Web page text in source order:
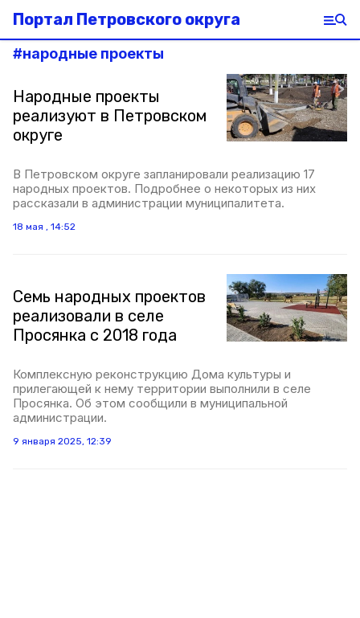
Портал Петровского округа
#народные проекты
Народные проекты
реализуют в Петровском
округе
В Петровском округе запланировали реализацию 17
народных проектов. Подробнее о некоторых из них
рассказали в администрации муниципалитета.
18 мая , 14:52
Семь народных проектов
реализовали в селе
Просянка с 2018 года
Комплексную реконструкцию Дома культуры и
прилегающей к нему территории выполнили в селе
Просянка. Об этом сообщили в муниципальной
администрации.
9 января 2025, 12:39